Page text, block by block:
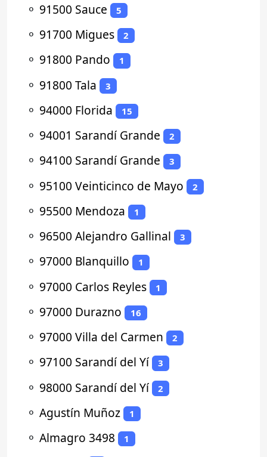
⚬ 91500 Sauce 5
⚬ 91700 Migues 2
⚬ 91800 Pando 1
⚬ 91800 Tala 3
⚬ 94000 Florida 15
⚬ 94001 Sarandí Grande 2
⚬ 94100 Sarandí Grande 3
⚬ 95100 Veinticinco de Mayo 2
⚬ 95500 Mendoza 1
⚬ 96500 Alejandro Gallinal 3
⚬ 97000 Blanquillo 1
⚬ 97000 Carlos Reyles 1
⚬ 97000 Durazno 16
⚬ 97000 Villa del Carmen 2
⚬ 97100 Sarandí del Yí 3
⚬ 98000 Sarandí del Yí 2
⚬ Agustín Muñoz 1
⚬ Almagro 3498 1